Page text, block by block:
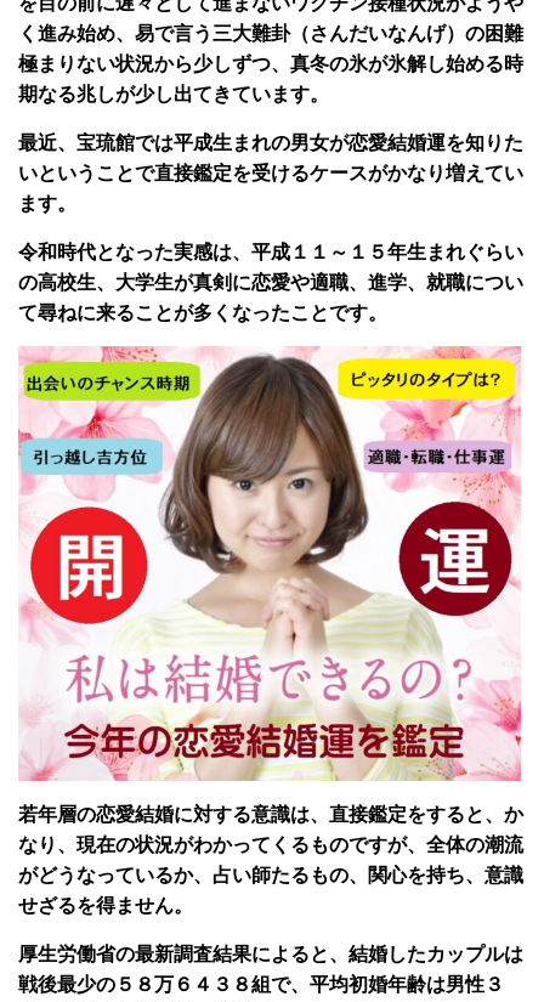
く進み始め、易で言う三大難卦（さんだいなんげ）の困難
極まりない状況から少しずつ、真冬の氷が氷解し始める時
期なる兆しが少し出てきています。
最近、宝琉館では平成生まれの男女が恋愛結婚運を知りた
いということで直接鑑定を受けるケースがかなり増えてい
ます。
令和時代となった実感は、平成１１～１５年生まれぐらい
の高校生、大学生が真剣に恋愛や適職、進学、就職につい
て尋ねに来ることが多くなったことです。
若年層の恋愛結婚に対する意識は、直接鑑定をすると、か
なり、現在の状況がわかってくるものですが、全体の潮流
がどうなっているか、占い師たるもの、関心を持ち、意識
せざるを得ません。
厚生労働省の最新調査結果によると、結婚したカップルは
戦後最少の５８万６４３８組で、平均初婚年齢は男性３